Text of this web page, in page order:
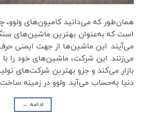
همان‌طور که می‌دانید کامیون‌های ولوو،
است که به‌عنوان بهترین ماشین‌های
می‌آیند. این ماشین‌ها از جهت ایمنی
می‌زنند. این شرکت، ماشین‌های خود را
بازار می‌کند و جزو بهترین شرکت‌های
دنیا به‌حساب می‌آید. ولوو در زمینه
ادامه →